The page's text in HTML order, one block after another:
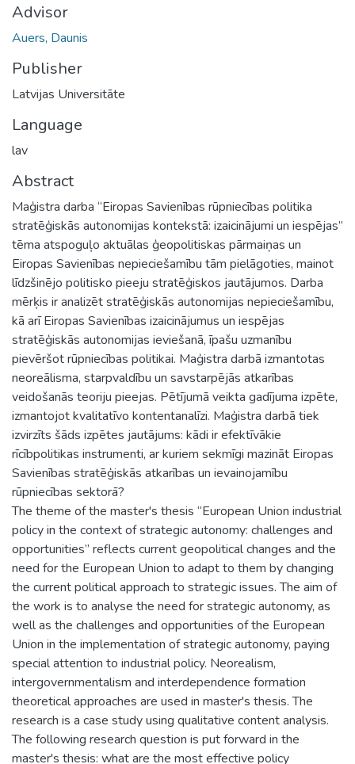
Advisor
Auers, Daunis
Publisher
Latvijas Universitāte
Language
lav
Abstract
Maģistra darba “Eiropas Savienības rūpniecības politika
stratēģiskās autonomijas kontekstā: izaicinājumi un iespējas”
tēma atspoguļo aktuālas ģeopolitiskas pārmaiņas un
Eiropas Savienības nepieciešamību tām pielāgoties, mainot
līdzšinējo politisko pieeju stratēģiskos jautājumos. Darba
mērķis ir analizēt stratēģiskās autonomijas nepieciešamību,
kā arī Eiropas Savienības izaicinājumus un iespējas
stratēģiskās autonomijas ieviešanā, īpašu uzmanību
pievēršot rūpniecības politikai. Maģistra darbā izmantotas
neoreālisma, starpvaldību un savstarpējās atkarības
veidošanās teoriju pieejas. Pētījumā veikta gadījuma izpēte,
izmantojot kvalitatīvo kontentanalīzi. Maģistra darbā tiek
izvirzīts šāds izpētes jautājums: kādi ir efektīvākie
rīcībpolitikas instrumenti, ar kuriem sekmīgi mazināt Eiropas
Savienības stratēģiskās atkarības un ievainojamību
rūpniecības sektorā?
The theme of the master's thesis “European Union industrial
policy in the context of strategic autonomy: challenges and
opportunities” reflects current geopolitical changes and the
need for the European Union to adapt to them by changing
the current political approach to strategic issues. The aim of
the work is to analyse the need for strategic autonomy, as
well as the challenges and opportunities of the European
Union in the implementation of strategic autonomy, paying
special attention to industrial policy. Neorealism,
intergovernmentalism and interdependence formation
theoretical approaches are used in master's thesis. The
research is a case study using qualitative content analysis.
The following research question is put forward in the
master's thesis: what are the most effective policy